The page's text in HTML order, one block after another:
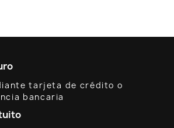
tarjeta de crédito o
bancaria